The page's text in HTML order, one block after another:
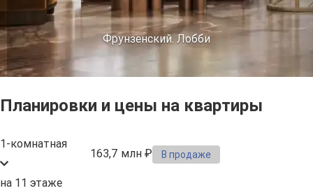
Фрунзенский. Лобби
Планировки и цены на квартиры
1-комнатная
163,7 млн ₽ В продаже
на 11 этаже